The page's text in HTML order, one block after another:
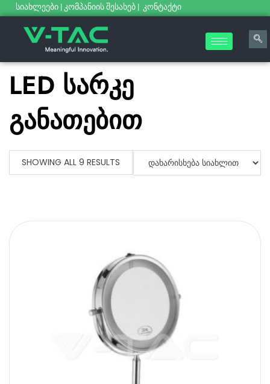
სიახლეები | კომპანიის შესახებ | კონტაქტი
LED სარკე
განათებით
SHOWING ALL 9 RESULTS